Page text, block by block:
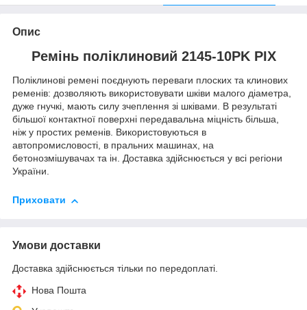
Опис
Ремінь поліклиновий 2145-10PK PIX
Поліклинові ремені поєднують переваги плоских та клинових
ременів: дозволяють використовувати шківи малого діаметра,
дуже гнучкі, мають силу зчеплення зі шківами. В результаті
більшої контактної поверхні передавальна міцність більша,
ніж у простих ременів. Використовуються в
автопромисловості, в пральних машинах, на
бетонозмішувачах та ін. Доставка здійснюється у всі регіони
України.
Приховати
Умови доставки
Доставка здійснюється тільки по передоплаті.
Нова Пошта